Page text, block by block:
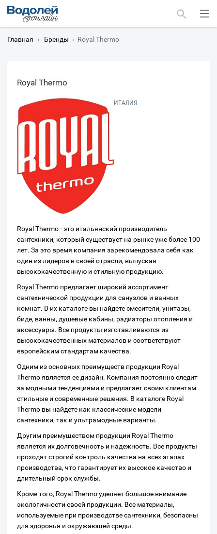
Главная › Бренды › Royal Thermo
Royal Thermo
ИТАЛИЯ
Royal Thermo - это итальянский производитель
сантехники, который существует на рынке уже более 100
лет. За это время компания зарекомендовала себя как
один из лидеров в своей отрасли, выпуская
высококачественную и стильную продукцию.
Royal Thermo предлагает широкий ассортимент
сантехнической продукции для санузлов и ванных
комнат. В их каталоге вы найдете смесители, унитазы,
биде, ванны, душевые кабины, радиаторы отопления и
аксессуары. Все продукты изготавливаются из
высококачественных материалов и соответствуют
европейским стандартам качества.
Одним из основных преимуществ продукции Royal
Thermo является ее дизайн. Компания постоянно следит
за модными тенденциями и предлагает своим клиентам
стильные и современные решения. В каталоге Royal
Thermo вы найдете как классические модели
сантехники, так и ультрамодные варианты.
Другим преимуществом продукции Royal Thermo
является их долговечность и надежность. Все продукты
проходят строгий контроль качества на всех этапах
производства, что гарантирует их высокое качество и
длительный срок службы.
Кроме того, Royal Thermo уделяет большое внимание
экологичности своей продукции. Все материалы,
используемые при производстве сантехники, безопасны
для здоровья и окружающей среды.
Мурманск